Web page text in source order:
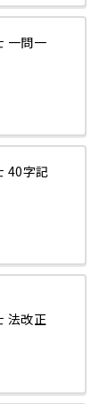
一問一
40字記
法改正